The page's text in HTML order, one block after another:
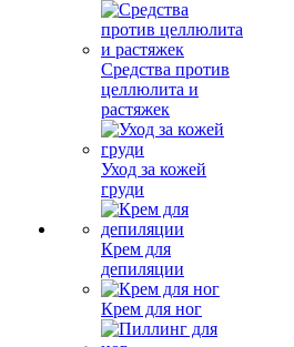
Средства против
целлюлита и
растяжек
Уход за кожей
груди
Крем для
депиляции
Крем для ног